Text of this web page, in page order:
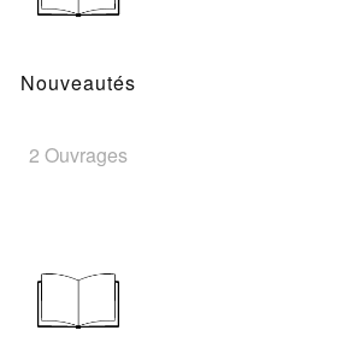
Nouveautés
2 Ouvrages